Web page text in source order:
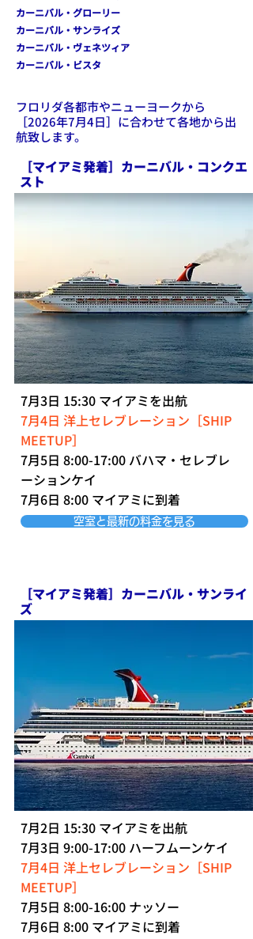
カーニバル・グローリー
カーニバル・サンライズ
カーニバル・ヴェネツィア
カーニバル・ビスタ
フロリダ各都市やニューヨークから
［2026年7月4日］​に合わせて各地から出
航致します。
［マイアミ発着］カーニバル・コンクエ
スト
7月3日 15:30 マイアミを出航
7月4日 洋上セレブレーション［SHIP
MEETUP］
7月5日 8:00-17:00 バハマ・セレブレ
ーションケイ
7月6日 8:00 マイアミに到着
空室と最新の料金を見る
［マイアミ発着］カーニバル・サンライ
ズ
7月2日 15:30 マイアミを出航
7月3日 9:00-17:00 ハーフムーンケイ
7月4日 洋上セレブレーション［SHIP
MEETUP］
7月5日 8:00-16:00 ナッソー
7月6日 8:00 マイアミに到着